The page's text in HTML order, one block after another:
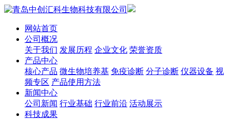
网站首页
公司概况
关于我们 发展历程 企业文化 荣誉资质
产品中心
核心产品 微生物培养基 免疫诊断 分子诊断 仪器设备 视
频专区 产品使用方法
新闻中心
公司新闻 行业基础 行业前沿 活动展示
科技成果